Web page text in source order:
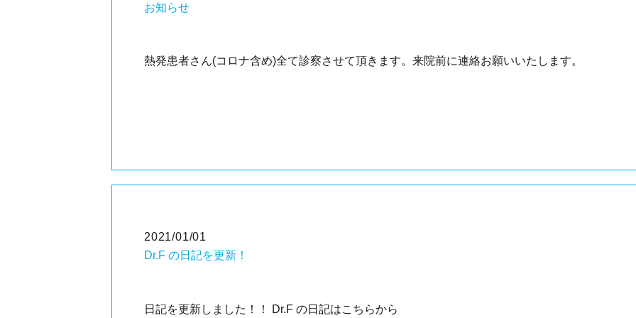
お知らせ
熱発患者さん(コロナ含め)全て診察させて頂きます。来院前に連絡お願いいたします。
2021/01/01
Dr.F の日記を更新！
日記を更新しました！！ Dr.F の日記はこちらから